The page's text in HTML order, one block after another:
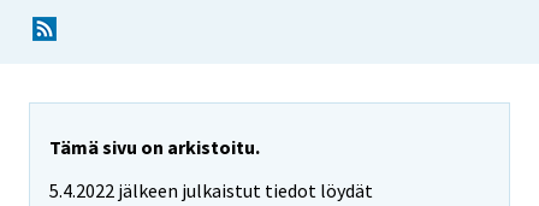
Tämä sivu on arkistoitu.
5.4.2022 jälkeen julkaistut tiedot löydät